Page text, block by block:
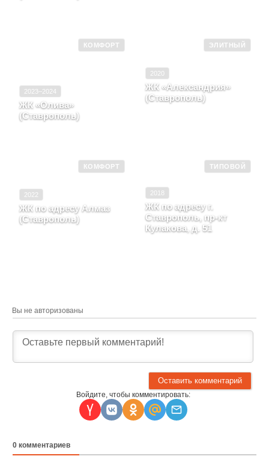
КОМФОРТ
2023–2024
ЖК «Олива»
(Ставрополь)
ЭЛИТНЫЙ
2020
ЖК «Александрия»
(Ставрополь)
КОМФОРТ
2022
ЖК по адресу Алмаз
(Ставрополь)
ТИПОВОЙ
2018
ЖК по адресу г.
Ставрополь, пр-кт
Кулакова, д. 51
Вы не авторизованы
Войдите, чтобы комментировать:
0 комментариев